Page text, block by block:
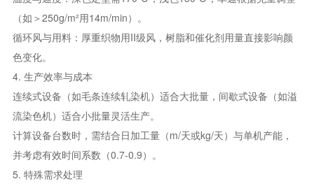
（如＞250g/m²用14m/min）‌。
循环风与用料‌：厚重织物用II级风，树脂和催化剂用量直接影响颜
色变化‌。
4. ‌生产效率与成本‌
连续式设备（如毛条连续轧染机）适合大批量，间歇式设备（如溢
流染色机）适合小批量灵活生产。
计算设备台数时，需结合日加工量（m/天或kg/天）与单机产能，
并考虑有效时间系数（0.7-0.9）。
5. ‌特殊需求处理‌